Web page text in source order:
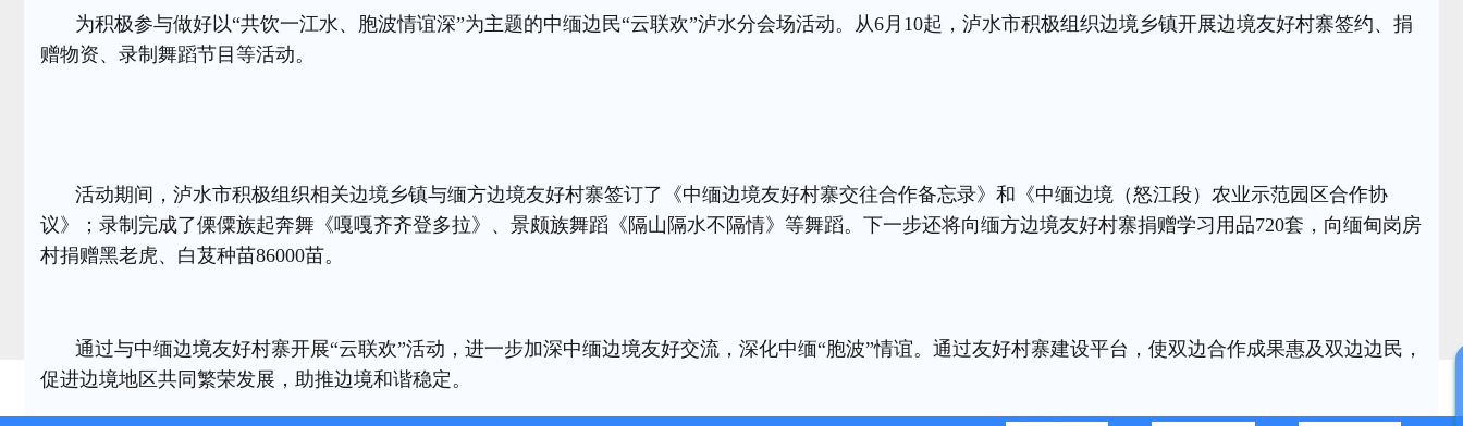
为积极参与做好以“共饮一江水、胞波情谊深”为主题的中缅边民“云联欢”泸水分会场活动。从6月10起，泸水市积极组织边境乡镇开展边境友好村寨签约、捐
赠物资、录制舞蹈节目等活动。
活动期间，泸水市积极组织相关边境乡镇与缅方边境友好村寨签订了《中缅边境友好村寨交往合作备忘录》和《中缅边境（怒江段）农业示范园区合作协
议》；录制完成了傈僳族起奔舞《嘎嘎齐齐登多拉》、景颇族舞蹈《隔山隔水不隔情》等舞蹈。下一步还将向缅方边境友好村寨捐赠学习用品720套，向缅甸岗房
村捐赠黑老虎、白芨种苗86000苗。
通过与中缅边境友好村寨开展“云联欢”活动，进一步加深中缅边境友好交流，深化中缅“胞波”情谊。通过友好村寨建设平台，使双边合作成果惠及双边边民，
促进边境地区共同繁荣发展，助推边境和谐稳定。